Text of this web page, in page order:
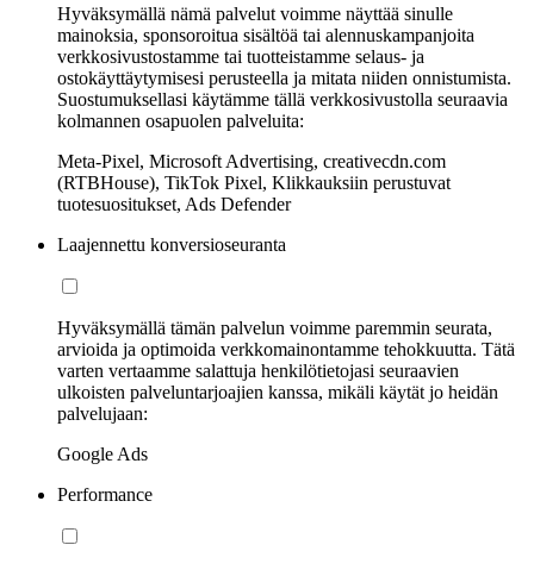
Hyväksymällä nämä palvelut voimme näyttää sinulle
mainoksia, sponsoroitua sisältöä tai alennuskampanjoita
verkkosivustostamme tai tuotteistamme selaus- ja
ostokäyttäytymisesi perusteella ja mitata niiden onnistumista.
Suostumuksellasi käytämme tällä verkkosivustolla seuraavia
kolmannen osapuolen palveluita:
Meta-Pixel, Microsoft Advertising, creativecdn.com
(RTBHouse), TikTok Pixel, Klikkauksiin perustuvat
tuotesuositukset, Ads Defender
Laajennettu konversioseuranta
Hyväksymällä tämän palvelun voimme paremmin seurata,
arvioida ja optimoida verkkomainontamme tehokkuutta. Tätä
varten vertaamme salattuja henkilötietojasi seuraavien
ulkoisten palveluntarjoajien kanssa, mikäli käytät jo heidän
palvelujaan:
Google Ads
Performance